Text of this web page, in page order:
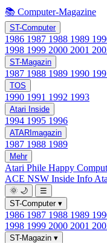
📚 Computer-Magazine
ST-Computer
1986 1987 1988 1989
1998 1999 2000 2001
ST-Magazin
1987 1988 1989 1990
TOS
1990 1991 1992 1993
Atari Inside
1994 1995 1996
ATARImagazin
1987 1988 1989
Mehr
Atari Phile Happy
ACE NSW Inside Info
🌞 🌙
☰
ST-Computer ▾
1986 1987 1988 1989
1998 1999 2000 2001
ST-Magazin ▾